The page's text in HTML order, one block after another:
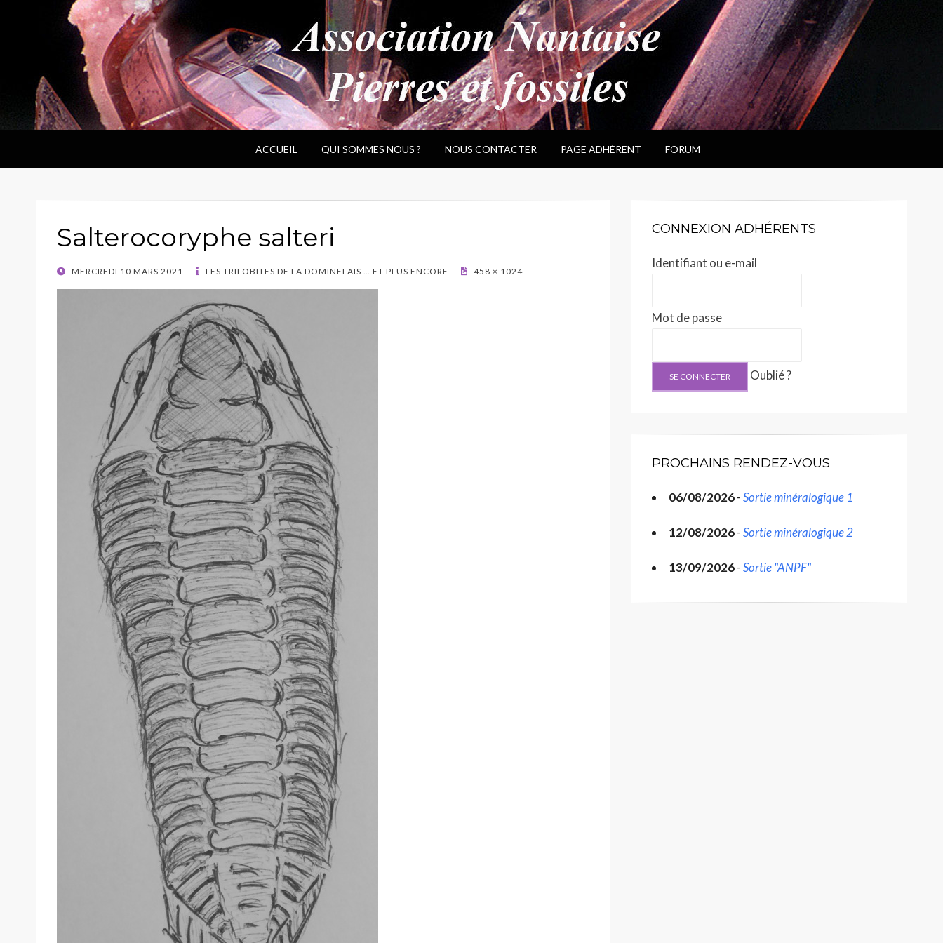
ANPF
Association Nantaise Pierres et Fossiles
ACCUEIL QUI SOMMES NOUS ? NOUS CONTACTER PAGE ADHÉRENT FORUM
Salterocoryphe salteri
POSTED
MERCREDI 10 MARS 2021 LES TRILOBITES DE LA DOMINELAIS … ET PLUS ENCORE 458 × 1024
CONNEXION ADHÉRENTS
Identifiant ou e-mail
Mot de passe
Oublié ?
PROCHAINS RENDEZ-VOUS
06/08/2026-Sortie minéralogique 1
12/08/2026-Sortie minéralogique 2
13/09/2026-Sortie "ANPF"